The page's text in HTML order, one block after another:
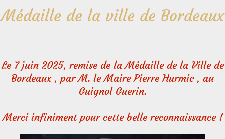
Médaille de la ville de Bordeaux
Le 7 juin 2025, remise de la Médaille de la Ville de
Bordeaux , par M. le Maire Pierre Hurmic , au
Guignol Guerin.
Merci infiniment pour cette belle reconnaissance !